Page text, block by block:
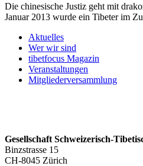
Die chinesische Justiz geht mit
Januar 2013 wurde ein Tibeter im
Aktuelles
Wer wir sind
tibetfocus Magazin
Veranstaltungen
Mitgliederversammlung
Gesellschaft Schweizerisch-
Binzstrasse 15
CH-8045 Zürich